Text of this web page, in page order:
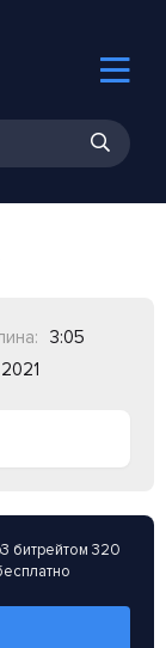
3:05
битрейтом 320